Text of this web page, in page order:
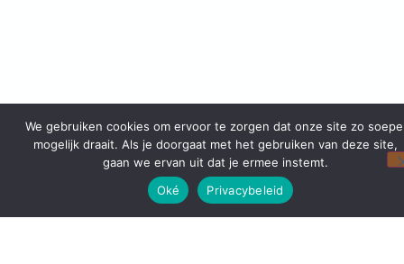
We gebruiken cookies om ervoor te zorgen dat onze site zo
mogelijk draait. Als je doorgaat met het gebruiken van deze site,
gaan we ervan uit dat je ermee instemt.
Oké
Privacybeleid